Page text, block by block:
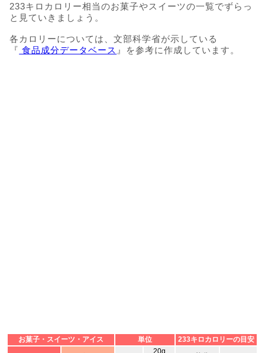
233キロカロリー相当のお菓子やスイーツの一覧でずらっ
と見ていきましょう。
各カロリーについては、文部科学省が示している
『 食品成分データベース 』を参考に作成しています。
お菓子・スイーツ・アイス 単位
233キロカロリーの目安
20g